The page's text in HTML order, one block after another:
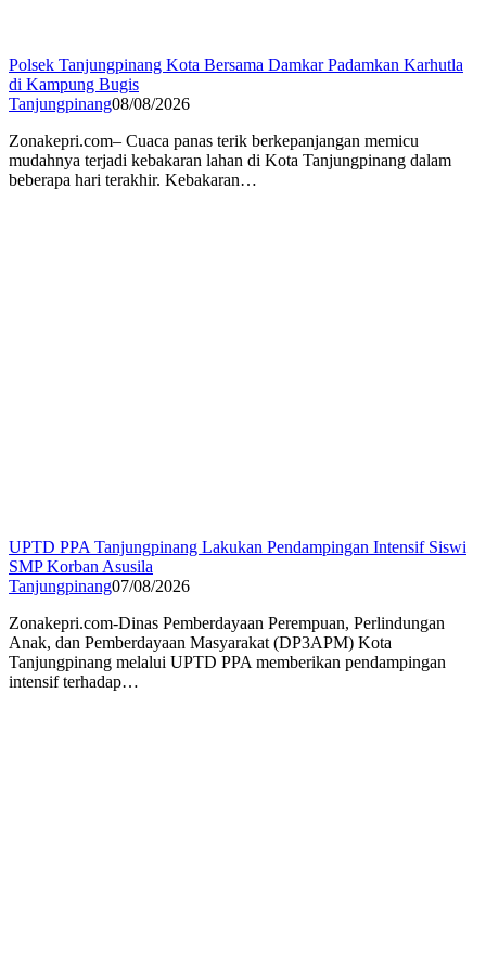
Polsek Tanjungpinang Kota Bersama Damkar Padamkan Karhutla
di Kampung Bugis
Tanjungpinang08/08/2026
Zonakepri.com– Cuaca panas terik berkepanjangan memicu
mudahnya terjadi kebakaran lahan di Kota Tanjungpinang dalam
beberapa hari terakhir. Kebakaran…
UPTD PPA Tanjungpinang Lakukan Pendampingan Intensif Siswi
SMP Korban Asusila
Tanjungpinang07/08/2026
Zonakepri.com-Dinas Pemberdayaan Perempuan, Perlindungan
Anak, dan Pemberdayaan Masyarakat (DP3APM) Kota
Tanjungpinang melalui UPTD PPA memberikan pendampingan
intensif terhadap…